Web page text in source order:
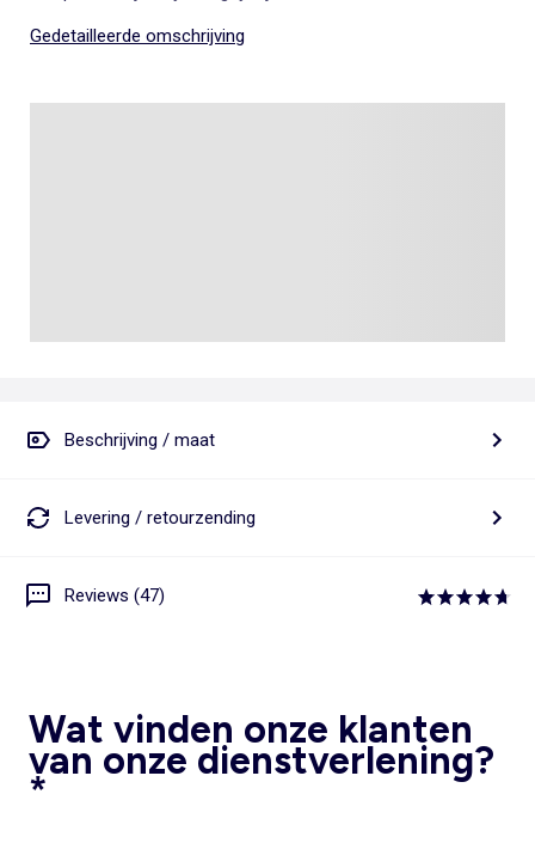
Gedetailleerde omschrijving
Beschrijving / maat
Levering / retourzending
Reviews (47)
Wat vinden onze klanten
van onze dienstverlening?
*